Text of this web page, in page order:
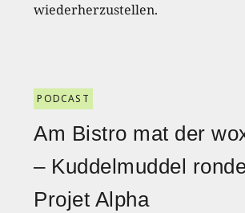
wiederherzustellen.
PODCAST
Am Bistro mat der
– Kuddelmuddel
Projet Alpha